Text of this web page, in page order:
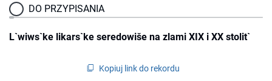
DO PRZYPISANIA
L`wiws`ke likars`ke seredowiše na zlami XIX i XX stolit`
Kopiuj link do rekordu